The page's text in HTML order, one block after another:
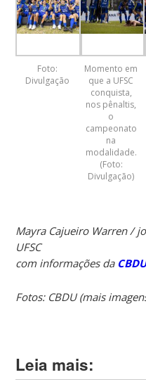
Foto:
Divulgação
Momento em
que a UFSC
conquista,
nos pênaltis,
o
campeonato
na
modalidade.
(Foto:
Divulgação)
Mayra Cajueiro Warren /
UFSC
com informações da
Fotos: CBDU (mais
Leia mais: